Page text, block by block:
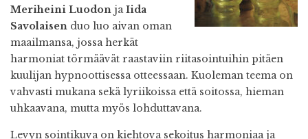
Meriheini Luodon jaIida
Savolaisen duo luo aivan oman
maailmansa, jossa herkät
harmoniat törmäävät raastaviin riitasointuihin pitäen
kuulijan hypnoottisessa otteessaan. Kuoleman teema on
vahvasti mukana sekä lyriikoissa että soitossa, hieman
uhkaavana, mutta myös lohduttavana.
Levyn sointikuva on kiehtova sekoitus harmoniaa ja